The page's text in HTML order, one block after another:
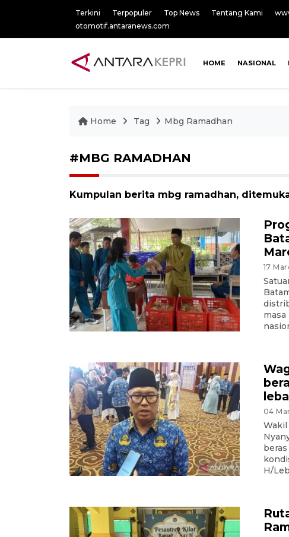
Terkini Terpopuler Top News Tentang Kami
otomotif.antaranews.com
HOME NASIONAL
Home Tag Mbg Ramadhan
#MBG RAMADHAN
Kumpulan berita mbg ramadhan,
17
04
Wakil
H/